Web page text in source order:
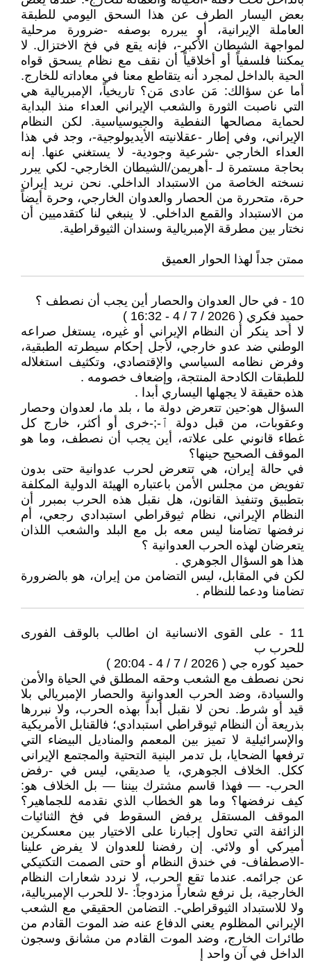
بعض اليسار الطرف عن هذا السحق اليومي للطبقة
العاملة الإيرانية، أو يبرره بوصفه -ضرورة مرحلية
لمواجهة الشيطان الأكبر-، فإنه يقع في فخ الاختزال. لا
يمكننا فلسفياً أو أخلاقياً أن نقف مع نظام يسحق قواه
الحية بالداخل لمجرد أنه يتقاطع معنا في معاداته للخارج.
أما عن سؤالك: مَن عادى مَن؟ تاريخياً، الإمبريالية هي
التي ناصبت الثورة والشعب الإيراني العداء منذ البداية
لحماية مصالحها النفطية والجيوسياسية. لكن النظام
الإيراني، وفي إطار -عقلانيته الأيديولوجية-، وجد في هذا
العداء الخارجي -شرعية وجودية- لا يستغني عنها. إنه
بحاجة مستمرة لـ -أهريمن/الشيطان الخارجي- لكي يبرر
نسخته الخاصة من الاستبداد الداخلي. نحن نريد إيران
حرة، متحررة من الحصار والعدوان الخارجي، وحرة أيضاً
من الاستبداد والقمع الداخلي. لا ينبغي لنا كتقدميين أن
نختار بين مطرقة الإمبريالية وسندان الثيوقراطية.
ممتن جداً لهذا الحوار العميق
10 - في حال العدوان والحصار أين يجب أن نصطف ؟
حميد فكري ( 2026 / 7 / 4 - 16:32 )
لا أحد ينكر أن النظام الإيراني أو غيره، يستغل صراعه
الوطني ضد عدو خارجي، لأجل إحكام سيطرته الطبقية،
وفرض نظامه السياسي والإقتصادي، وتكثيف استغلاله
للطبقات الكادحة المنتجة، وإضعاف خصومه .
هذه حقيقة لا يجهلها اليساري أبدا .
السؤال هو:حين تتعرض دولة ما ، بلد ما، لعدوان وحصار
وعقوبات، من قبل دولة ٱ-;-خرى أو أكثر، خارج كل
غطاء قانوني على علاته، أين يجب أن نصطف، وما هو
الموقف الصحيح حينها؟
في حالة إيران، هي تتعرض لحرب عدوانية حتى بدون
تفويض من مجلس الأمن باعتباره الهيئة الدولية المكلفة
بتطبيق وتنفيذ القانون، هل نقبل هذه الحرب بمبرر أن
النظام الإيراني، نظام ثيوقراطي استبدادي رجعي، أم
نرفضها تضامنا ليس معه بل مع البلد والشعب اللذان
يتعرضان لهذه الحرب العدوانية ؟
هذا هو السؤال الجوهري .
لكن في المقابل، ليس التضامن من إيران، هو بالضرورة
تضامنا ودعما للنظام .
11 - على القوى الانسانية ان اطالب بالوقف الفورى
للحرب ب
حميد كوره جي ( 2026 / 7 / 4 - 20:04 )
نحن نصطف مع الشعب وحقه المطلق في الحياة والأمن
والسيادة، وضد الحرب العدوانية والحصار الإمبريالي بلا
قيد أو شرط. نحن لا نقبل أبداً بهذه الحرب، ولا نبررها
بذريعة أن النظام ثيوقراطي استبدادي؛ فالقنابل الأمريكية
والإسرائيلية لا تميز بين المعمم والمناديل البيضاء التي
ترفعها الضحايا، بل تدمر البنية التحتية والمجتمع الإيراني
ككل. الخلاف الجوهري، يا صديقي، ليس في -رفض
الحرب- — فهذا قاسم مشترك بيننا — بل الخلاف هو:
كيف نرفضها؟ وما هو الخطاب الذي نقدمه للجماهير؟
الموقف المستقل يرفض السقوط في فخ الثنائيات
الزائفة التي تحاول إجبارنا على الاختيار بين معسكرين
أميركي أو ولائي. إن رفضنا للعدوان لا يفرض علينا
-الاصطفاف- في خندق النظام أو حتى الصمت التكتيكي
عن جرائمه. عندما تقع الحرب، لا نردد شعارات النظام
الخارجية، بل نرفع شعاراً مزدوجاً: -لا للحرب الإمبريالية،
ولا للاستبداد الثيوقراطي-. التضامن الحقيقي مع الشعب
الإيراني المظلوم يعني الدفاع عنه ضد الموت القادم من
طائرات الخارج، وضد الموت القادم من مشانق وسجون
الداخل في آن واحد إ